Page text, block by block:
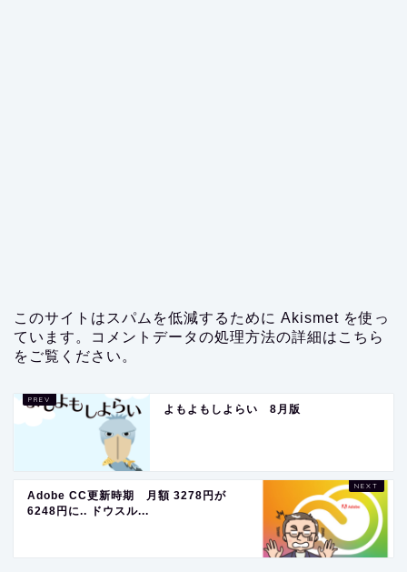
このサイトはスパムを低減するために Akismet を使っ
ています。
コメントデータの処理方法の詳細はこちら
をご覧ください 。
よもよもしよらい 8月版
Adobe CC更新時期 月額 3278円が
6248円に.. ドウスル...